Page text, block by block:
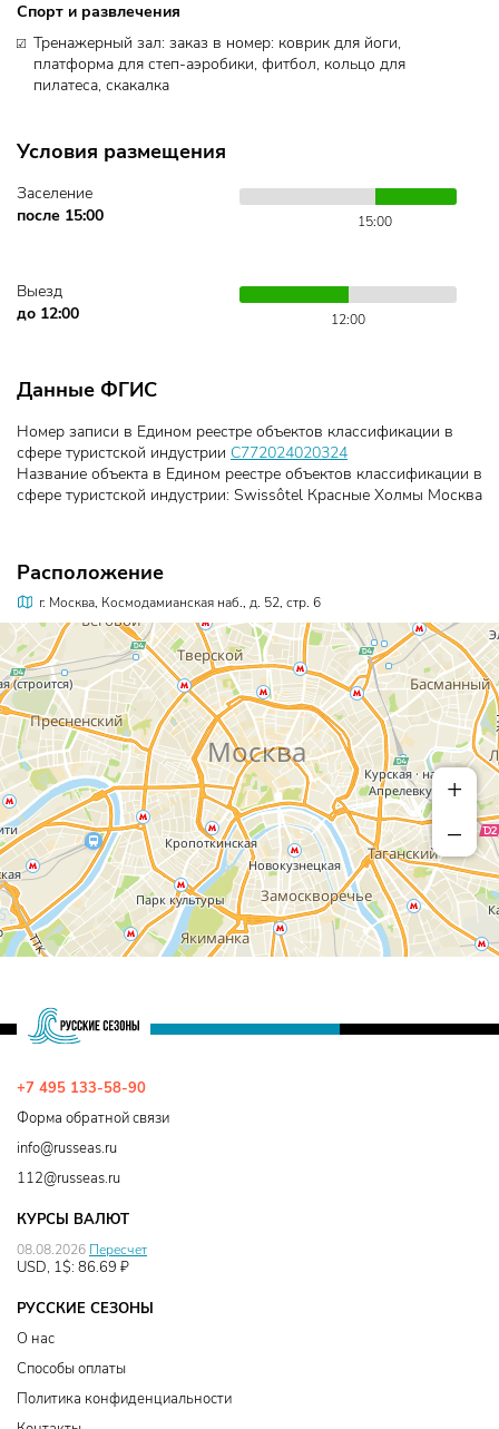
Спорт и развлечения
Тренажерный зал: заказ в номер: коврик для йоги,
платформа для степ-аэробики, фитбол, кольцо для
пилатеса, скакалка
Условия размещения
Заселение
после 15:00 15:00
Выезд
до 12:00 12:00
Данные ФГИС
Номер записи в Едином реестре объектов классификации в
сфере туристской индустрии С772024020324
Название объекта в Едином реестре объектов классификации в
сфере туристской индустрии: Swissôtel Красные Холмы Москва
Расположение
г. Москва, Космодамианская наб., д. 52, стр. 6
+
–
+7 495 133-58-90
Форма обратной связи
info@russeas.ru
112@russeas.ru
КУРСЫ ВАЛЮТ
08.08.2026 Пересчет
USD, 1$: 86.69 ₽
РУССКИЕ СЕЗОНЫ
О нас
Способы оплаты
Политика конфиденциальности